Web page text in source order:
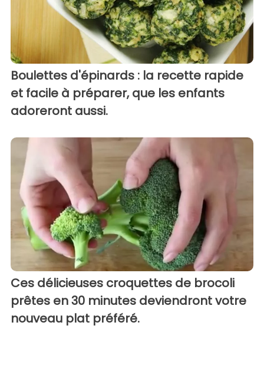
Boulettes d'épinards : la recette rapide
et facile à préparer, que les enfants
adoreront aussi.
Ces délicieuses croquettes de brocoli
prêtes en 30 minutes deviendront votre
nouveau plat préféré.